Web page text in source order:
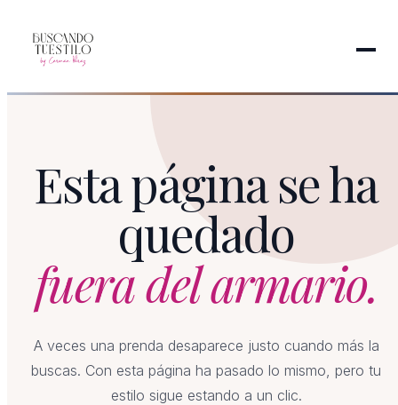
Esta página se ha
quedado
fuera del armario.
A veces una prenda desaparece justo cuando más la
buscas. Con esta página ha pasado lo mismo, pero tu
estilo sigue estando a un clic.